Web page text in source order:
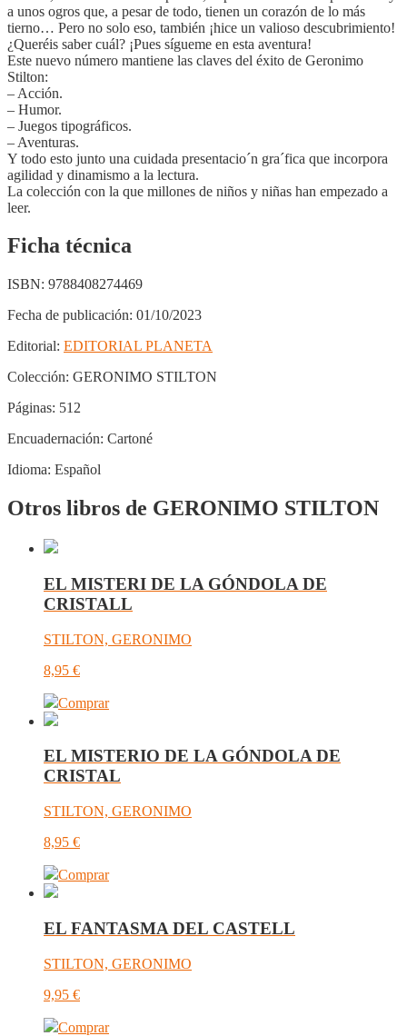
a unos ogros que, a pesar de todo, tienen un corazón de lo más
tierno… Pero no solo eso, también ¡hice un valioso descubrimiento!
¿Queréis saber cuál? ¡Pues sígueme en esta aventura!
Este nuevo número mantiene las claves del éxito de Geronimo
Stilton:
– Acción.
– Humor.
– Juegos tipográficos.
– Aventuras.
Y todo esto junto una cuidada presentacio´n gra´fica que incorpora
agilidad y dinamismo a la lectura.
La colección con la que millones de niños y niñas han empezado a
leer.
Ficha técnica
ISBN: 9788408274469
Fecha de publicación: 01/10/2023
Editorial: EDITORIAL PLANETA
Colección: GERONIMO STILTON
Páginas: 512
Encuadernación: Cartoné
Idioma: Español
Otros libros de GERONIMO STILTON
EL MISTERI DE LA GÓNDOLA DE
CRISTALL
STILTON, GERONIMO
8,95 €
Comprar
EL MISTERIO DE LA GÓNDOLA DE
CRISTAL
STILTON, GERONIMO
8,95 €
Comprar
EL FANTASMA DEL CASTELL
STILTON, GERONIMO
9,95 €
Comprar